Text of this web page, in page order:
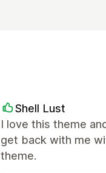
Shell Lust
I love this theme
get back with me
theme.